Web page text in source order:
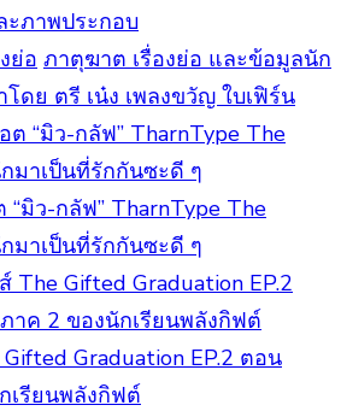
ภาพประกอบ
ภาตุฆาต เรื่องย่อ และข้อมูลนัก
ดย ตรี เน๋ง เพลงขวัญ ใบเฟิร์น
มิว-กลัฟ” TharnType The
มาเป็นที่รักกันซะดี ๆ
Graduation EP.2 ตอน
เรียนพลังกิฟต์